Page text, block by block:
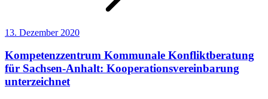
13. Dezember 2020
Kompetenzzentrum Kommunale Konfliktberatung
für Sachsen-Anhalt: Kooperationsvereinbarung
unterzeichnet